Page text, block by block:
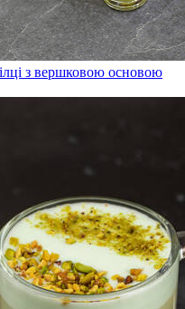
з вершковою основою